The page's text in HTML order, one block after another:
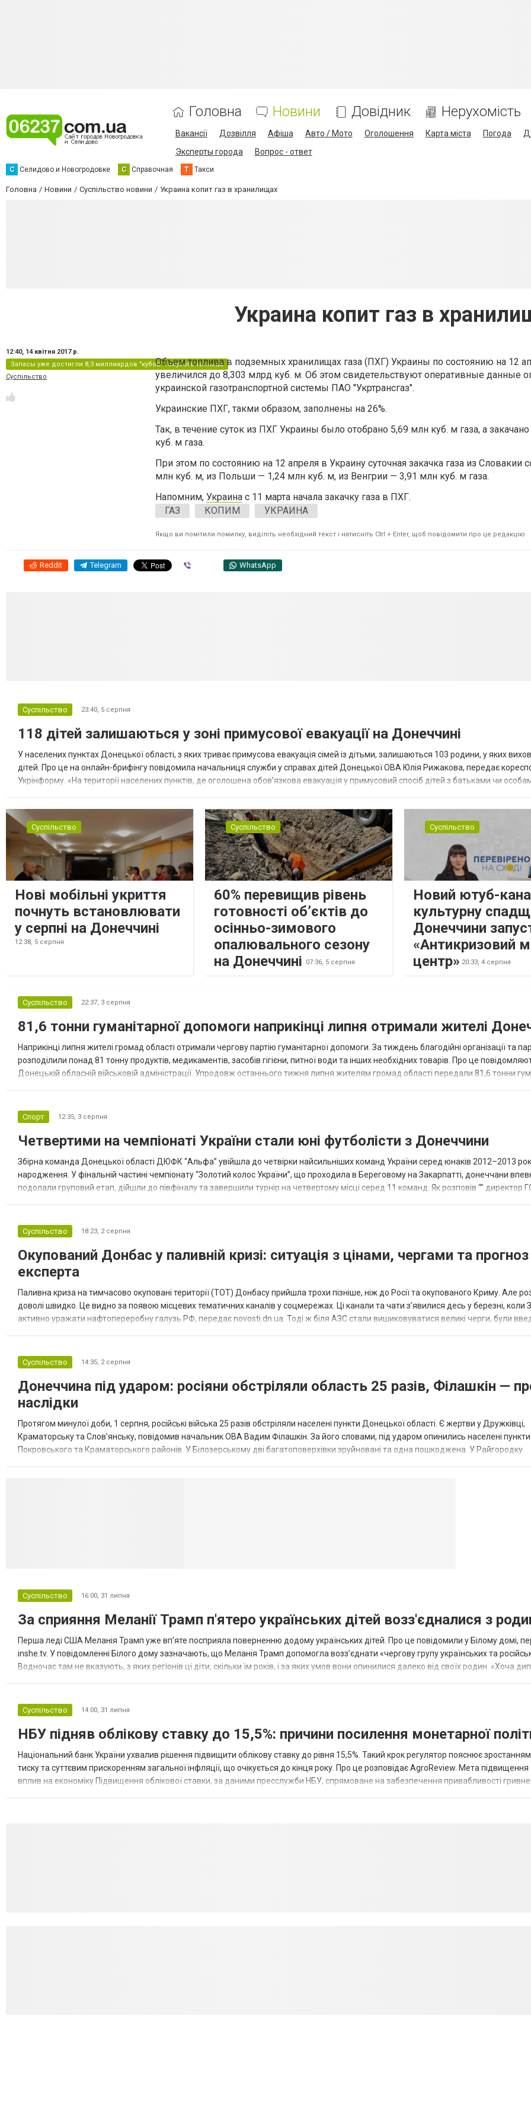
Головна Новини Довідник Нерухомість
Вакансії Дозвілля Афіша Авто / Мото Оголошення Карта міста Погода
Эксперты города
Вопрос - ответ
С Селидово и Новогродовке С Справочная Т Такси
Головна Новини Суспільство новини Украина копит газ в хранилищах
Украина копит газ в
12:40, 14 квітня 2017 р.
Запасы уже достигли 8,3 миллиардов "кубов" голубого топлива
Суспільство
Объем топлива в подземных хранилищах газа (ПХГ) Украины по состоянию на 12
увеличился до 8,303 млрд куб. м. Об этом свидетельствуют оперативные данные
украинской газотранспортной системы ПАО "Укртрансгаз".
Украинские ПХГ, такми образом, заполнены на 26%.
Так, в течение суток из ПХГ Украины было отобрано 5,69 млн куб. м газа, а
куб. м газа.
При этом по состоянию на 12 апреля в Украину суточная закачка газа из Словакии
млн куб. м, из Польши — 1,24 млн куб. м, из Венгрии — 3,91 млн куб. м газа.
Напомним, Украина с 11 марта начала закачку газа в ПХГ.
ГАЗ
КОПИМ УКРАИНА
Якщо ви помітили помилку, виділіть необхідний текст і натисніть Ctrl + Enter, щоб повідомити про це редакцію
Reddit Telegram WhatsApp
Суспільство 23:40, 5 серпня
118 дітей залишаються у зоні примусової евакуації на Донеччині
У населених пунктах Донецької області, з яких триває примусова евакуація сімей із дітьми, залишаються 103 родини, у яких
дітей. Про це на онлайн-брифінгу повідомила начальниця служби у справах дітей Донецької ОВА Юлія Рижакова, передає
Укрінформу. «На території населених пунктів, де оголошена обов’язкова евакуація у примусовий спосіб дітей з батьками чи
Суспільство
Нові мобільні укриття
почнуть встановлювати
у серпні на Донеччині
12:38, 5 серпня
Суспільство
60% перевищив рівень
готовності об’єктів до
осінньо-зимового
опалювального сезону
на Донеччині
07:36, 5 серпня
Суспільство
Новий ютуб-
культурну
Донеччини
«Антикризовий
центр» 20:33, 4 серпня
Суспільство 22:37, 3 серпня
81,6 тонни гуманітарної допомоги наприкінці липня отримали жителі
Наприкінці липня жителі громад області отримали чергову партію гуманітарної допомоги. За тиждень благодійні організації та
розподілили понад 81 тонну продуктів, медикаментів, засобів гігієни, питної води та інших необхідних товарів. Про це
Донецькій обласній військовій адміністрації. Упродовж останнього тижня липня жителям громад області передали 81,6 тонни
Спорт 12:35, 3 серпня
Четвертими на чемпіонаті України стали юні футболісти з Донеччини
Збірна команда Донецької області ДЮФК “Альфа” увійшла до четвірки найсильніших команд України серед юнаків 2012–2013
народження. У фінальній частині чемпіонату “Золотий колос України”, що проходила в Береговому на Закарпатті, донеччани
подолали груповий етап, дійшли до півфіналу та завершили турнір на четвертому місці серед 11 команд. Як розповів “” директор
Суспільство 18:23, 2 серпня
Окупований Донбас у паливній кризі: ситуація з цінами, чергами та прогноз
експерта
Паливна криза на тимчасово окуповані території (ТОТ) Донбасу прийшла трохи пізніше, ніж до Росії та окупованого Криму. Але
доволі швидко. Це видно за появою місцевих тематичних каналів у соцмережах. Ці канали та чати з’явилися десь у березні, коли
активно уражати нафтопереробну галузь РФ, передає novosti.dn.ua. Тоді ж біля АЗС стали вишиковуватися великі черги, були
Суспільство 14:35, 2 серпня
Донеччина під ударом: росіяни обстріляли область 25 разів, Філашкін —
наслідки
Протягом минулої доби, 1 серпня, російські війська 25 разів обстріляли населені пункти Донецької області. Є жертви у Дружківці,
Краматорську та Слов’янську, повідомив начальник ОВА Вадим Філашкін. За його словами, під ударом опинились населені пункти
Покровського та Краматорського районів. У Білозерському дві багатоповерхівки зруйновані та одна пошкоджена. У Райгородку
Суспільство 16:00, 31 липня
За сприяння Меланії Трамп п'ятеро українських дітей возз'єдналися з
Перша леді США Меланія Трамп уже впʼяте посприяла поверненню додому українських дітей. Про це повідомили у Білому домі,
inshe.tv. У повідомленні Білого дому зазначають, що Меланія Трамп допомогла возз’єднати «чергову групу українських та
Водночас там не вказують, з яких регіонів ці діти, скільки їм років, і за яких умов вони опинилися далеко від своїх родин. «Хоча
Суспільство 14:00, 31 липня
НБУ підняв облікову ставку до 15,5%: причини посилення монетарної
Національний банк України ухвалив рішення підвищити облікову ставку до рівня 15,5%. Такий крок регулятор пояснює
тиску та суттєвим прискоренням загальної інфляції, що очікується до кінця року. Про це розповідає AgroReview. Мета підвищення
вплив на економіку Підвищення облікової ставки, за даними пресслужби НБУ, спрямоване на забезпечення привабливості